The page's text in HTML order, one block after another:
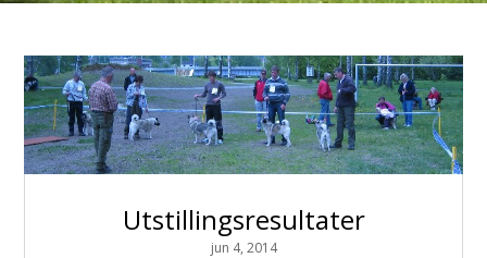
Utstillingsresultater
jun 4, 2014